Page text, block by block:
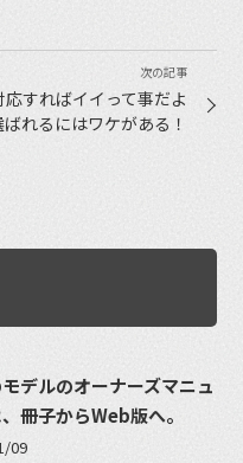
すればイイって事だよ
れるにはワケがある！
デルのオーナーズマニュ
冊子からWeb版へ。
09